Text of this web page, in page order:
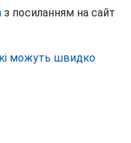
з посиланням на сайт
можуть швидко